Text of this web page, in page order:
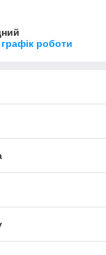
роботи